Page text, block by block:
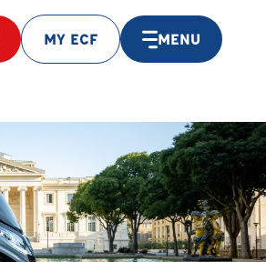
MY ECF MENU